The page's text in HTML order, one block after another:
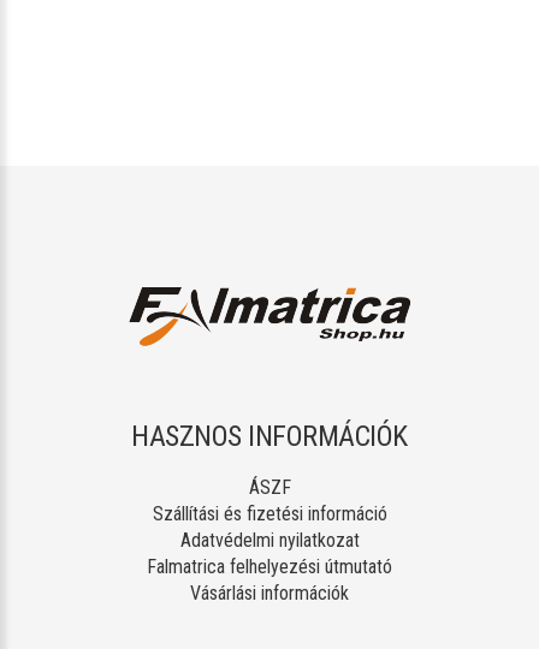
HASZNOS INFORMÁCIÓK
ÁSZF
Szállítási és fizetési információ
Adatvédelmi nyilatkozat
Falmatrica felhelyezési útmutató
Vásárlási információk